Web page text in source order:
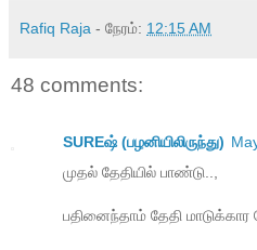
Rafiq Raja - நேரம்: 12:15 AM
48 comments:
SUREஷ் (பழனியிலிருந்து)
முதல் தேதியில் பாண்டு..,
பதினைந்தாம் தேதி மாடுக்கார